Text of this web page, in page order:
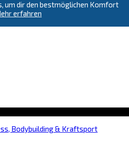
um dir den bestmöglichen Komfort
erfahren
Bodybuilding & Kraftsport